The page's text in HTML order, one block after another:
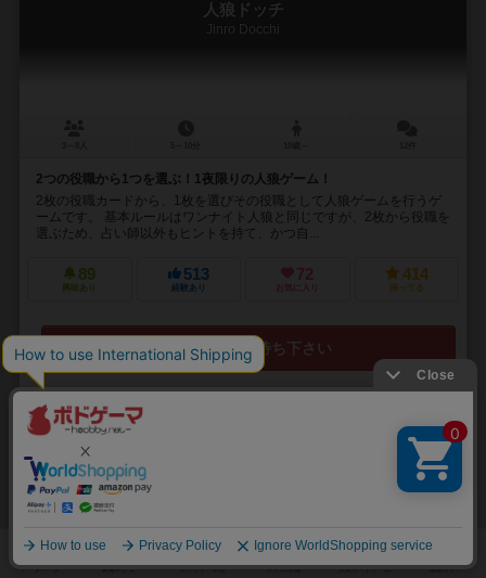
人狼ドッチ
Jinro Docchi
2つの役職から1つを選ぶ！1夜限りの人狼ゲーム！
2枚の役職カードから、1枚を選びその役職として人狼ゲームを行うゲ
ームです。 基本ルールはワンナイト人狼と同じですが、2枚から役職を
選ぶため、占い師以外もヒントを持て、かつ自...
89
興味あり
513
経験あり
72
お気に入り
414
持ってる
再入荷までお待ち下さい
No. 32